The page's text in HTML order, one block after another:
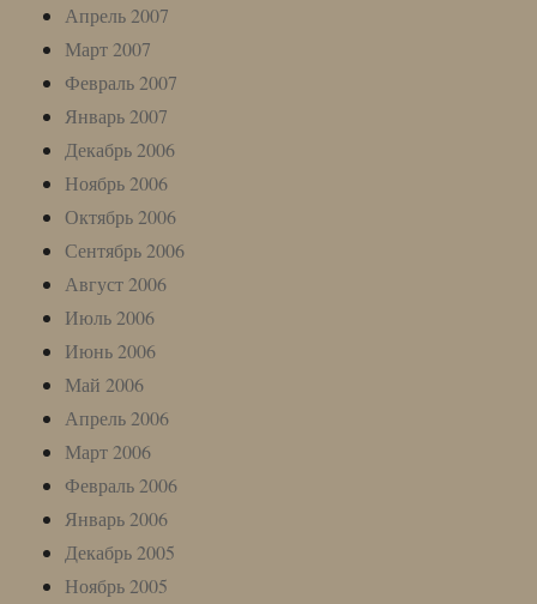
Апрель 2007
Март 2007
Февраль 2007
Январь 2007
Декабрь 2006
Ноябрь 2006
Октябрь 2006
Сентябрь 2006
Август 2006
Июль 2006
Июнь 2006
Май 2006
Апрель 2006
Март 2006
Февраль 2006
Январь 2006
Декабрь 2005
Ноябрь 2005